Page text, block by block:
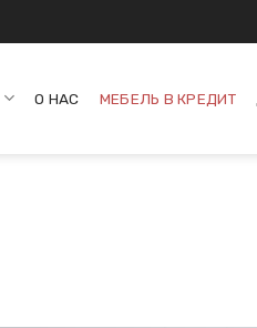
О НАС МЕБЕЛЬ В КРЕДИТ